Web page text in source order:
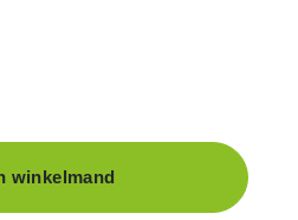
winkelmand